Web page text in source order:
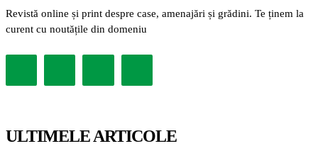
Revistă online și print despre case, amenajări și grădini. Te ținem la
curent cu noutățile din domeniu
ULTIMELE ARTICOLE